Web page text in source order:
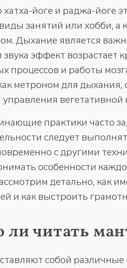
хатха-йоге и раджа-йоге
занятий или хобби, а
Дыхание является
эффект возрастает
процессов и работы
метроном для дыхания,
вегетативной
практики часто
следует
с другими
особенности
детально, как
и как выстроить
читать
собой